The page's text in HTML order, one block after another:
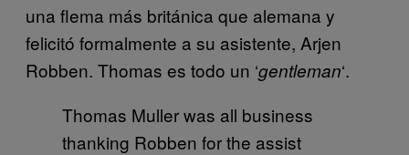
una flema más británica que alemana y
felicitó formalmente a su asistente, Arjen
Robben. Thomas es todo un ‘gentleman‘.
Thomas Muller was all business
thanking Robben for the assist